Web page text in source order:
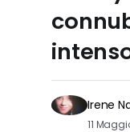
Irene
11